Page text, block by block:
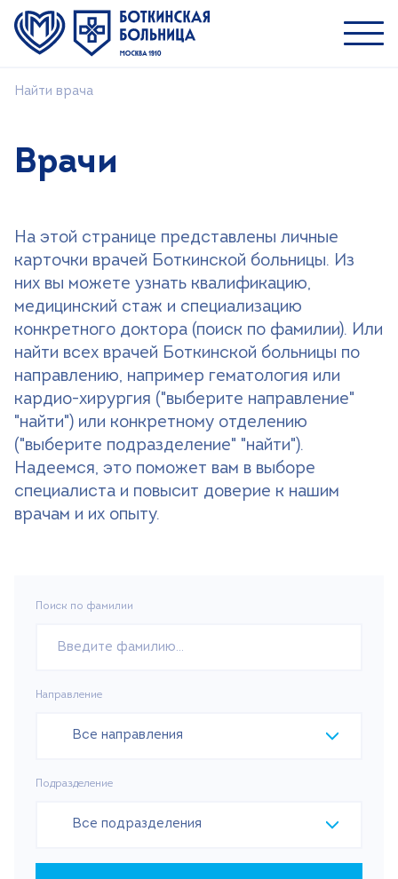
Пациентам
О ММНКЦ им. С.П. Боткина
Лечение
Платные услуги
Медицинский туризм
Контакты
Поиск
Версия для слабовидящих
+7 (499) 490-03-03
+7 (800) 600-31-41
8:00-20:00 будни
Найти врача
Врачи
На этой странице представлены личные
карточки врачей Боткинской больницы. Из
них вы можете узнать квалификацию,
медицинский стаж и специализацию
конкретного доктора (поиск по фамилии). Или
найти всех врачей Боткинской больницы по
направлению, например гематология или
кардио-хирургия ("выберите направление"
"найти") или конкретному отделению
("выберите подразделение" "найти").
Надеемся, это поможет вам в выборе
специалиста и повысит доверие к нашим
врачам и их опыту.
Поиск по фамилии
Направление
Все направления
Подразделение
Все подразделения